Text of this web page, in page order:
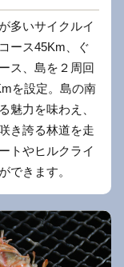
多いサイクルイ
ース45Km、ぐ
ス、島を２周回
を設定。島の南
魅力を味わえ、
き誇る林道を走
トやヒルクライ
できます。